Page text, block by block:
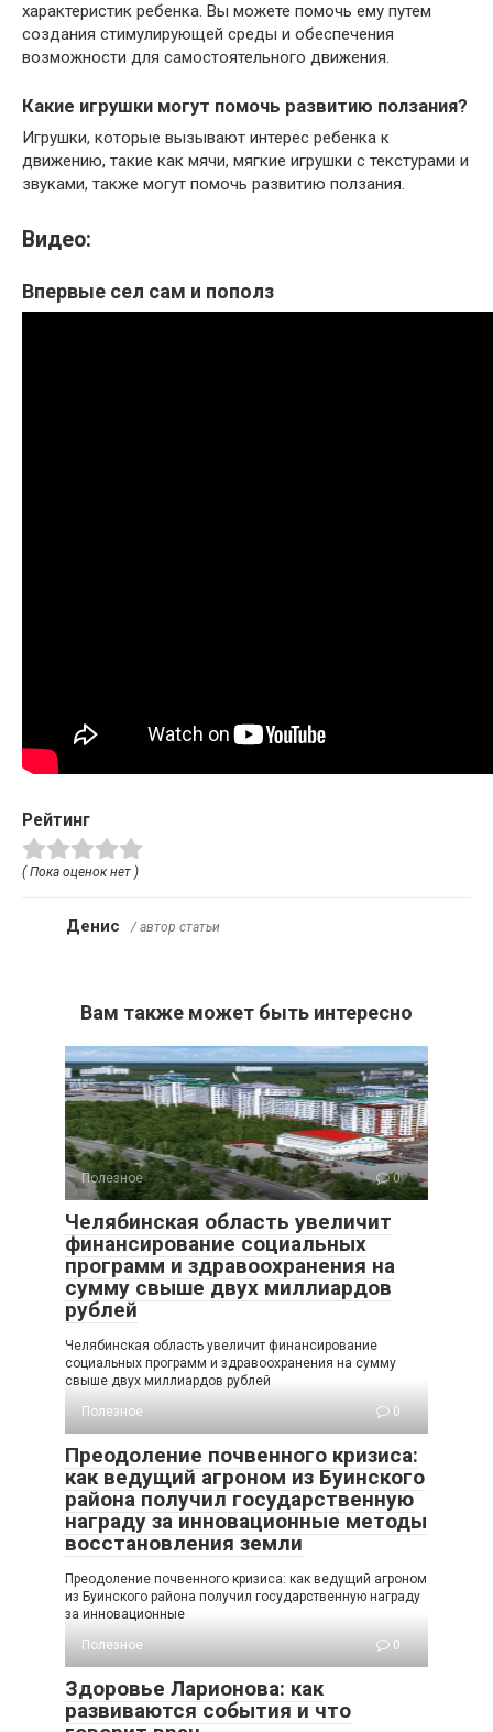
характеристик ребенка. Вы можете помочь ему путем
создания стимулирующей среды и обеспечения
возможности для самостоятельного движения.
Какие игрушки могут помочь развитию ползания?
Игрушки, которые вызывают интерес ребенка к
движению, такие как мячи, мягкие игрушки с текстурами и
звуками, также могут помочь развитию ползания.
Видео:
Впервые сел сам и пополз
Рейтинг
( Пока оценок нет )
Денис / автор статьи
Вам также может быть интересно
Полезное 0
Челябинская область увеличит
финансирование социальных
программ и здравоохранения на
сумму свыше двух миллиардов
рублей
Челябинская область увеличит финансирование
социальных программ и здравоохранения на сумму
свыше двух миллиардов рублей
Полезное
0
Преодоление почвенного кризиса:
как ведущий агроном из Буинского
района получил государственную
награду за инновационные методы
восстановления земли
Преодоление почвенного кризиса: как ведущий агроном
из Буинского района получил государственную награду
за инновационные
Полезное
0
Здоровье Ларионова: как
развиваются события и что